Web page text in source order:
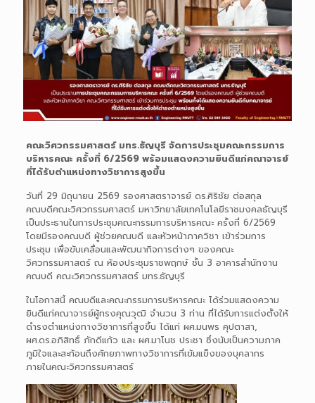
คณะวิศวกรรมศาสตร์ มทร.ธัญบุรี จัดการประชุมคณะกรรมการ
บริหารคณะ ครั้งที่ 6/2569 พร้อมแสดงความยินดีแก่คณาจารย์
ที่ได้รับตำแหน่งทางวิชาการสูงขึ้น
วันที่ 29 มิถุนายน 2569 รองศาสตราจารย์ ดร.ศิริชัย ต่อสกุล
คณบดีคณะวิศวกรรมศาสตร์ มหาวิทยาลัยเทคโนโลยีราชมงคลธัญบุรี
เป็นประธานในการประชุมคณะกรรมการบริหารคณะ ครั้งที่ 6/2569
โดยมีรองคณบดี ผู้ช่วยคณบดี และหัวหน้าภาควิชา เข้าร่วมการ
ประชุม เพื่อขับเคลื่อนและพัฒนากิจการต่างๆ ของคณะ
วิศวกรรมศาสตร์ ณ ห้องประชุมราชพฤกษ์ ชั้น 3 อาคารสำนักงาน
คณบดี คณะวิศวกรรมศาสตร์ มทร.ธัญบุรี
ในโอกาสนี้ คณบดีและคณะกรรมการบริหารคณะ ได้ร่วมแสดงความ
ยินดีแก่คณาจารย์ผู้ทรงคุณวุฒิ จำนวน 3 ท่าน ที่ได้รับการแต่งตั้งให้
ดำรงตำแหน่งทางวิชาการที่สูงขึ้น ได้แก่ ผศ.มนพร คุปตาสา,
ผศ.ดร.อภิสิทธิ์ ภักดีแก้ว และ ผศ.มาโนช ประชา ซึ่งนับเป็นความภาค
ภูมิใจและสะท้อนถึงศักยภาพทางวิชาการที่เข้มแข็งของบุคลากร
ภายในคณะวิศวกรรมศาสตร์